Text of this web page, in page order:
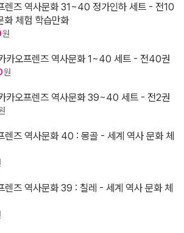
렌즈 역사문화 31~40 정가인하 세트 - 전10
화 체험 학습만화
원
카오프렌즈 역사문화 1~40 세트 - 전40권
원
카오프렌즈 역사문화 39~40 세트 - 전2권
즈 역사문화 40 : 몽골 - 세계 역사 문화 체
즈 역사문화 39 : 칠레 - 세계 역사 문화 체